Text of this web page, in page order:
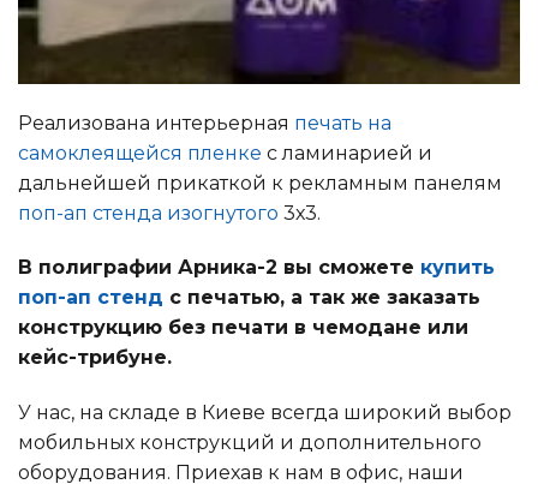
Реализована интерьерная печать на
самоклеящейся пленке с ламинарией и
дальнейшей прикаткой к рекламным панелям
поп-ап стенда изогнутого 3х3.
В полиграфии Арника-2 вы сможете купить
поп-ап стенд с печатью, а так же заказать
конструкцию без печати в чемодане или
кейс-трибуне.
У нас, на складе в Киеве всегда широкий выбор
мобильных конструкций и дополнительного
оборудования. Приехав к нам в офис, наши